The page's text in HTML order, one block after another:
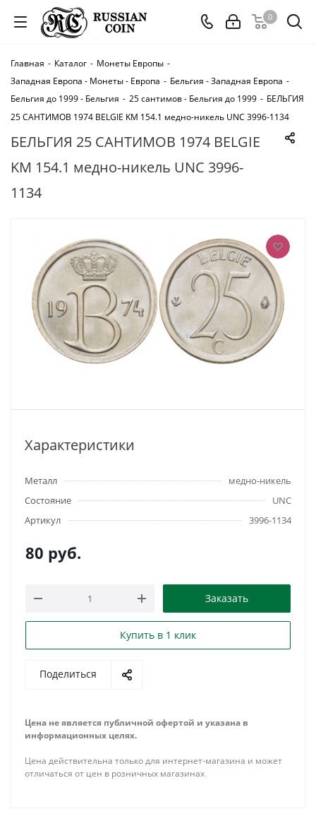
0
Главная - Каталог - Монеты Европы -
Западная Европа - Монеты - Европа - Бельгия - Западная Европа -
Бельгия до 1999 - Бельгия - 25 сантимов - Бельгия до 1999 - БЕЛЬГИЯ
25 САНТИМОВ 1974 BELGIE KM 154.1 медно-никель UNC 3996-1134
БЕЛЬГИЯ 25 САНТИМОВ 1974 BELGIE
KM 154.1 медно-никель UNC 3996-
1134
Характеристики
Металл
медно-никель
Состояние
UNC
Артикул
3996-1134
80 руб.
Заказать
Купить в 1 клик
Поделиться
Цена не является публичной офертой и указана в
информационных целях.
Цена действительна только для интернет-магазина и может
отличаться от цен в розничных магазинах